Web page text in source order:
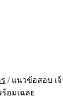
/ แนวข้อสอบ เ
อมเฉลย